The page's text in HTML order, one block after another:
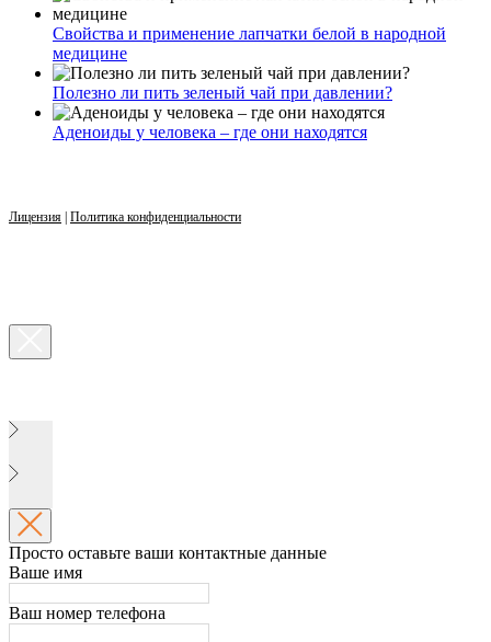
Свойства и применение лапчатки белой в народной
медицине
Полезно ли пить зеленый чай при давлении?
Аденоиды у человека – где они находятся
Лицензия Политика конфиденциальности
Просто оставьте ваши контактные данные
Ваше имя
Ваш номер телефона